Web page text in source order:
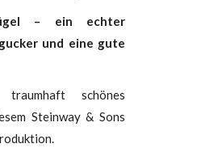
– ein echter
und eine gute
schönes
Steinway & Sons